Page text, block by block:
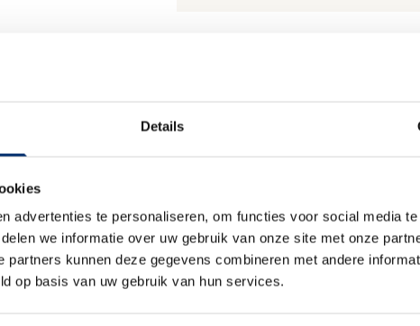
Details
advertenties te personaliseren, om functies voor social media
we informatie over uw gebruik van onze site met onze
partners kunnen deze gegevens combineren met andere
op basis van uw gebruik van hun services.
WaaromAnna?
Duurzaam
We verpakken onze producten
zorgvuldig en duurzaam met
hergebruikt karton en papier.
Vanaf € 55,-wordt jouw bestelling